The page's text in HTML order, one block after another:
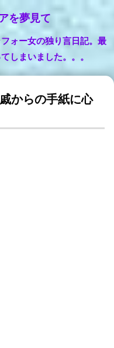
を夢見て
ォー女の独り言日記。最
しまいました。。。
からの手紙に心